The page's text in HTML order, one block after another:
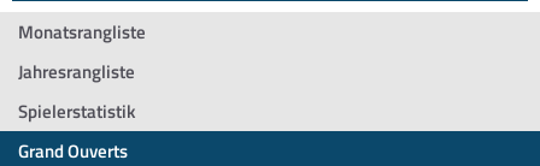
Monatsrangliste
Jahresrangliste
Spielerstatistik
Grand Ouverts